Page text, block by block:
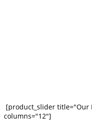
[product_slider title="Our
columns="12"]